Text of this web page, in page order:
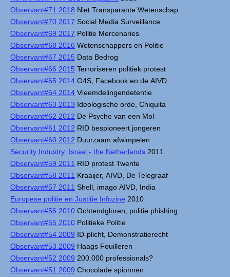
Observant#71 2018 Niet Transparante Wetenschap
Observant#70 2017 Social Media Surveillance
Observant#69 2017 Politie Mercenaries
Observant#68 2016 Wetenschappers en Politie
Observant#67 2015 Data Bedrog
Observant#66 2015 Terroriseren politiek protest
Observant#65 2014 G4S, Facebook en de AIVD
Observant#64 2014 Vreemdelingendetentie
Observant#63 2013 Ideologische orde, Chiquita
Observant#62 2012 De Psyche van een Mol
Observant#61 2012 RID bespioneert jongeren
Observant#60 2012 Duurzaam afwimpelen
Security Industry: Israel - the Netherlands 2011
Observant#59 2011 RID protest Twente
Observant#58 2011 Kraaijer, AIVD, De Telegraaf
Observant#57 2011 Shell, imago AIVD, India
Europese politie en Justitie Infozine 2010
Observant#56 2010 Ochtendgloren, politie phishing
Observant#55 2010 Politieke Politie
Observant#54 2009 ID-plicht, Demonstratierecht
Observant#53 2009 Haags Fouilleren
Observant#52 2009 200.000 professionals?
Observant#51 2009 Chocolade spionnen